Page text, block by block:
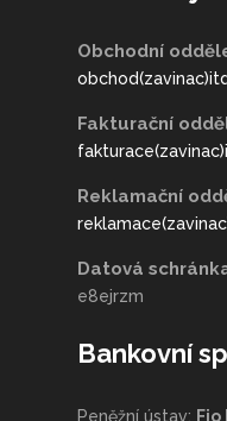
Obchodní
Fakturační
Reklamační
Datová
e8ejrzm
Bankovní
Peněžní ústav: